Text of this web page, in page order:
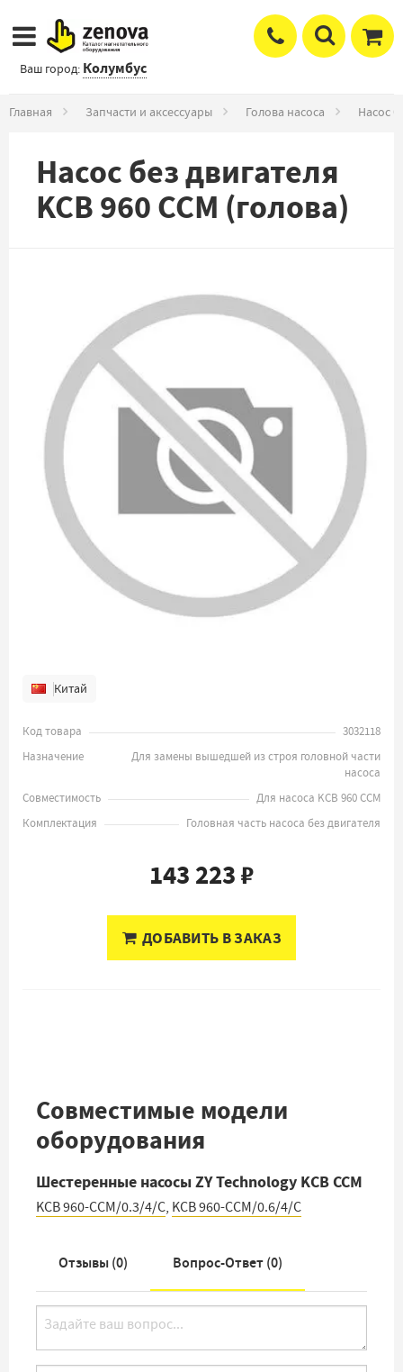
Ваш город: Колумбус
Главная Запчасти и аксессуары Голова насоса Насос
Насос без двигателя
KCB 960 CCM (голова)
Китай
Код товара
3032118
Назначение
Для замены вышедшей из строя головной части
насоса
Совместимость
Для насоса KCB 960 CCM
Комплектация
Головная часть насоса без двигателя
143 223 ₽
ДОБАВИТЬ В ЗАКАЗ
Совместимые модели
оборудования
Шестеренные насосы ZY Technology KCB CCM
KCB 960-CCM/0.3/4/C, KCB 960-CCM/0.6/4/C
Отзывы (0) Вопрос-Ответ (0)